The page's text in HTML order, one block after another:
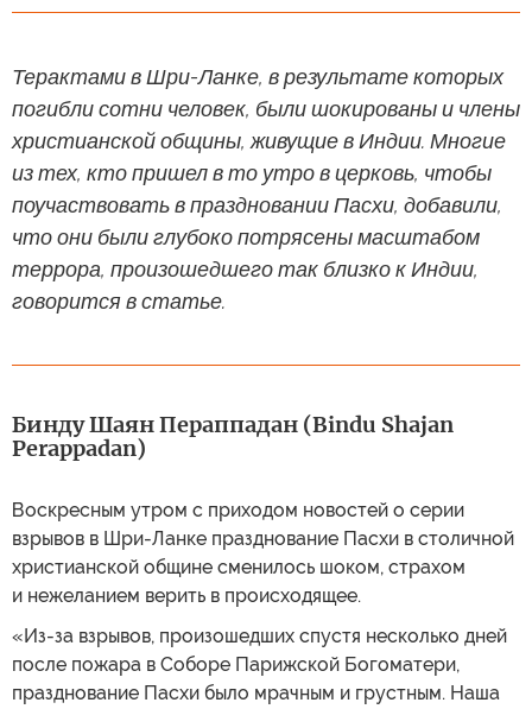
Терактами в Шри-Ланке, в результате которых
погибли сотни человек, были шокированы и члены
христианской общины, живущие в Индии. Многие
из тех, кто пришел в то утро в церковь, чтобы
поучаствовать в праздновании Пасхи, добавили,
что они были глубоко потрясены масштабом
террора, произошедшего так близко к Индии,
говорится в статье.
Бинду Шаян Пераппадан (Bindu Shajan
Perappadan)
Воскресным утром с приходом новостей о серии
взрывов в Шри-Ланке празднование Пасхи в столичной
христианской общине сменилось шоком, страхом
и нежеланием верить в происходящее.
«Из-за взрывов, произошедших спустя несколько дней
после пожара в Соборе Парижской Богоматери,
празднование Пасхи было мрачным и грустным. Наша